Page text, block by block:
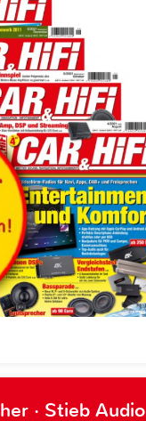
· Stieb Audio